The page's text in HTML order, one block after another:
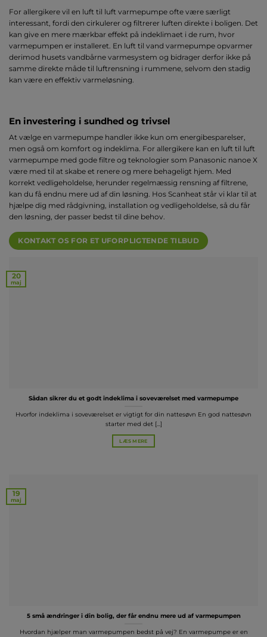
For allergikere vil en luft til luft varmepumpe ofte være særligt
interessant, fordi den cirkulerer og filtrerer luften direkte i boligen. Det
kan give en mere mærkbar effekt på indeklimaet i de rum, hvor
varmepumpen er installeret. En luft til vand varmepumpe opvarmer
derimod husets vandbårne varmesystem og bidrager derfor ikke på
samme direkte måde til luftrensning i rummene, selvom den stadig
kan være en effektiv varmeløsning.
En investering i sundhed og trivsel
At vælge en varmepumpe handler ikke kun om energibesparelser,
men også om komfort og indeklima. For allergikere kan en luft til luft
varmepumpe med gode filtre og teknologier som Panasonic nanoe X
være med til at skabe et renere og mere behageligt hjem. Med
korrekt vedligeholdelse, herunder regelmæssig rensning af filtrene,
kan du få endnu mere ud af din løsning. Hos Scanheat står vi klar til at
hjælpe dig med rådgivning, installation og vedligeholdelse, så du får
den løsning, der passer bedst til dine behov.
KONTAKT OS FOR ET UFORPLIGTENDE TILBUD
Sådan sikrer du et godt indeklima i soveværelset med varmepumpe
Hvorfor indeklima i soveværelset er vigtigt for din nattesøvn En god nattesøvn
starter med det [...]
LÆS MERE
20
maj
5 små ændringer i din bolig, der får endnu mere ud af varmepumpen
Hvordan hjælper man varmepumpen bedst på vej? En varmepumpe er en
19
maj